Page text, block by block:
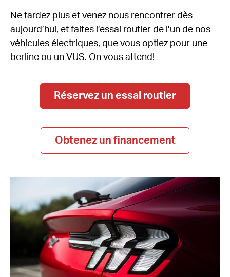
Ne tardez plus et venez nous rencontrer dès
aujourd’hui, et faites l’essai routier de l’un de nos
véhicules électriques, que vous optiez pour une
berline ou un VUS. On vous attend!
Réservez un essai routier
Obtenez un financement